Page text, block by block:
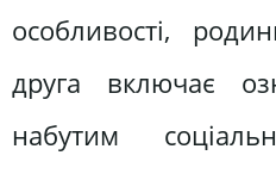
особливості,
друга включає
набутим